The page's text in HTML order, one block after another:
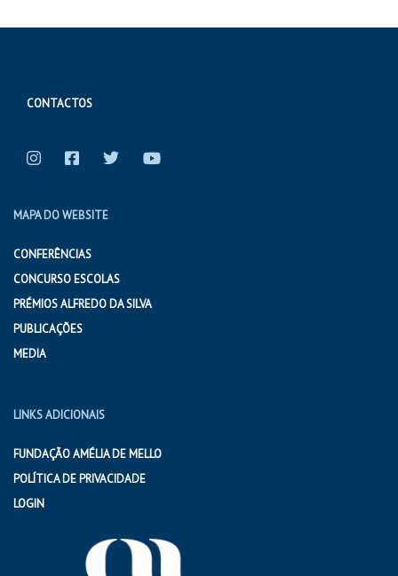
CONTACTOS
MAPA DO WEBSITE
CONFERÊNCIAS
CONCURSO ESCOLAS
PRÉMIOS ALFREDO DA SILVA
PUBLICAÇÕES
MEDIA
LINKS ADICIONAIS
FUNDAÇÃO AMÉLIA DE MELLO
POLÍTICA DE PRIVACIDADE
LOGIN